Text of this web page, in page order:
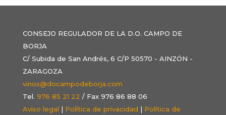
CONSEJO REGULADOR DE LA D.O. CAMPO DE
BORJA
C/ Subida de San Andrés, 6 C/P 50570 - AINZÓN -
ZARAGOZA
vinos@docampodeborja.com
Tel. 976 85 21 22 / Fax 976 86 88 06
Aviso legal | Política de privacidad | Política de